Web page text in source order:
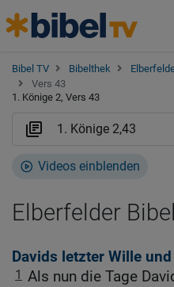
Bibel TV Bibelthek
Vers 43
1. Könige 2, Vers 43
Videos einblenden
Elberfelder
Davids letzter Wille und
1 Als nun die Tage